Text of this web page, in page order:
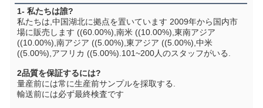
1- 私たちは誰?
私たちは,中国湖北に拠点を置いています 2009年から国内市
場に販売します ((60.00%),南米 ((10.00%),東南アジア
((10.00%),南アジア ((5.00%),東アジア ((5.00%),中米
((5.00%),アフリカ ((5.00%).101~200人のスタッフがいる.
2品質を保証するには?
量産前には常に生産前サンプルを採取する.
輸送前には必ず最終検査です